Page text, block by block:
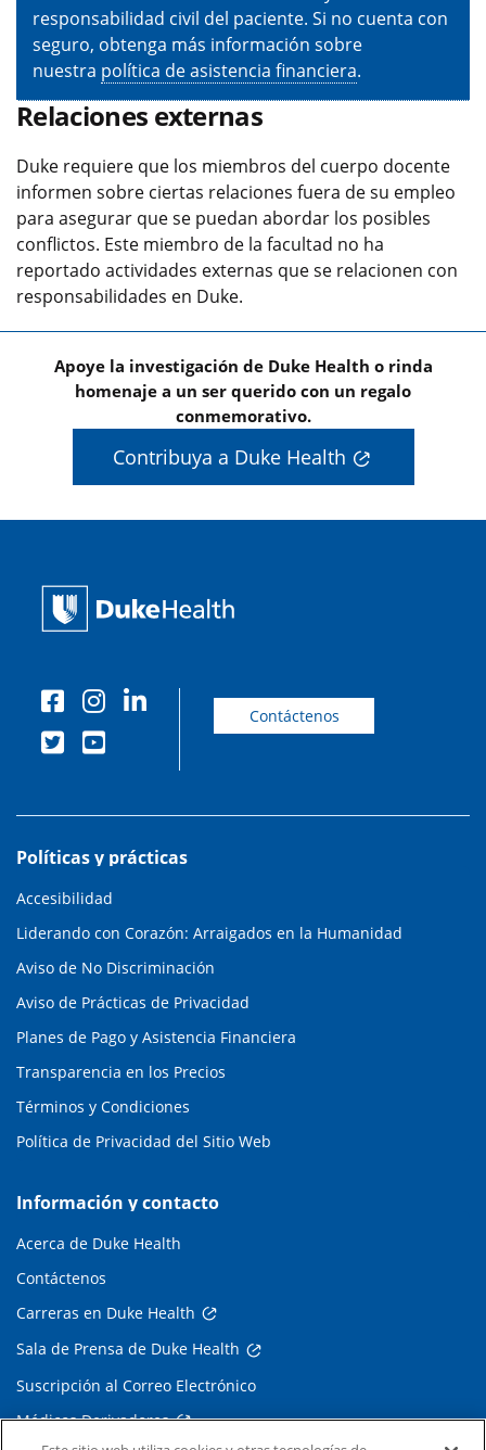
responsabilidad civil del paciente. Si no cuenta con
seguro, obtenga más información sobre
nuestra política de asistencia financiera.
Relaciones externas
Duke requiere que los miembros del cuerpo docente
informen sobre ciertas relaciones fuera de su empleo
para asegurar que se puedan abordar los posibles
conflictos. Este miembro de la facultad no ha
reportado actividades externas que se relacionen con
responsabilidades en Duke.
Apoye la investigación de Duke Health o rinda
homenaje a un ser querido con un regalo
conmemorativo.
Contribuya a Duke Health
Contáctenos
Políticas y prácticas
Accesibilidad
Liderando con Corazón: Arraigados en la Humanidad
Aviso de No Discriminación
Aviso de Prácticas de Privacidad
Planes de Pago y Asistencia Financiera
Transparencia en los Precios
Términos y Condiciones
Política de Privacidad del Sitio Web
Información y contacto
Acerca de Duke Health
Contáctenos
Carreras en Duke Health
Sala de Prensa de Duke Health
Suscripción al Correo Electrónico
Médicos Derivadores